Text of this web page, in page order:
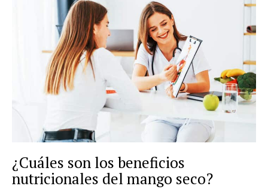
¿Cuáles son los beneficios
nutricionales del mango seco?